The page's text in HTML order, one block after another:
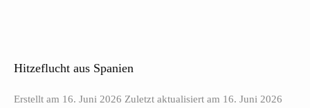
Hitzeflucht aus Spanien
Erstellt am 16. Juni 2026 Zuletzt aktualisiert am 16. Juni 2026